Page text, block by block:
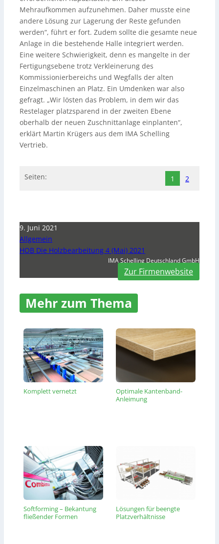
Mehraufkommen aufzunehmen. Daher musste eine
andere Lösung zur Lagerung der Reste gefunden
werden“, führt er fort. Zudem sollte die gesamte neue
Anlage in die bestehende Halle integriert werden.
Eine weitere Schwierigkeit, denn es mangelte in der
Fertigungsebene trotz Verkleinerung des
Kommissionierbereichs und Wegfalls der alten
Einzelmaschinen an Platz. Ein Umdenken war also
gefragt. „Wir lösten das Problem, in dem wir das
Restelager platzsparend in der zweiten Ebene
oberhalb der neuen Zuschnittanlage einplanten“,
erklärt Martin Krügers aus dem IMA Schelling
Vertrieb.
Seiten: 1 2
9. Juni 2021
Allgemein
HOB Die Holzbearbeitung 4 (Mai) 2021
IMA Schelling Deutschland GmbH
Zur Firmenwebsite
Mehr zum Thema
Komplett vernetzt
Optimale Kantenband-
Anleimung
Softforming – Bekantung
fließender Formen
Lösungen für beengte
Platzverhältnisse